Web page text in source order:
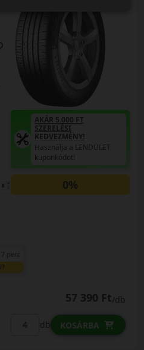
AKÁR 5.000 FT
SZERELÉSI
KEDVEZMÉNY!
Használja a LENDÜLET
kuponkódot!
0%
7 perc
57 390 Ft/db
db KOSÁRBA